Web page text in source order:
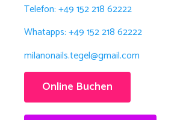
Telefon: +49 152 218 62222
Whatapps: +49 152 218 62222
milanonails.tegel@gmail.com
Online Buchen